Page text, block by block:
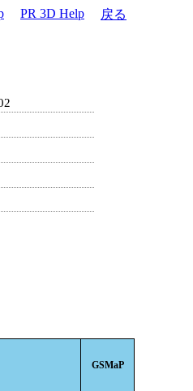
PR 3D Help 戻る
GSMaP